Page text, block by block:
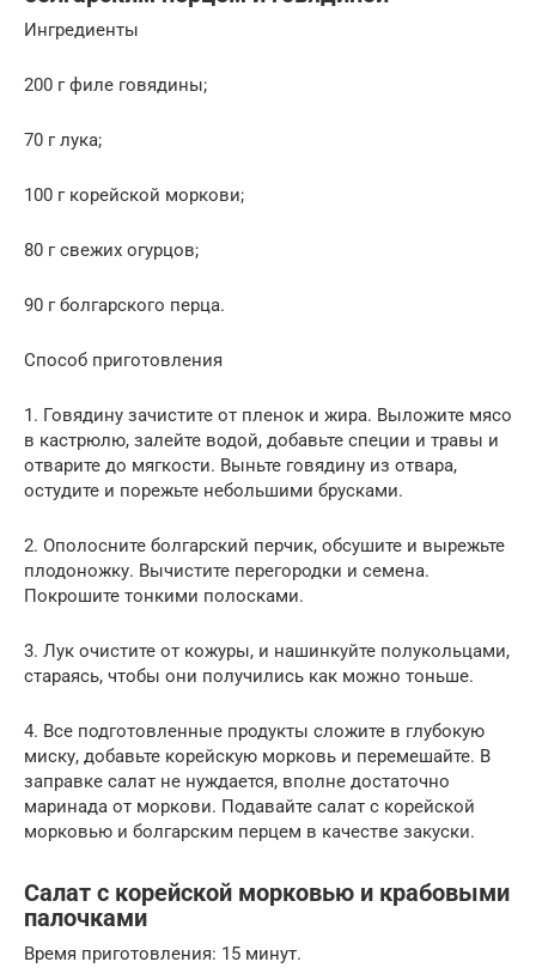
Ингредиенты
200 г филе говядины;
70 г лука;
100 г корейской моркови;
80 г свежих огурцов;
90 г болгарского перца.
Способ приготовления
1. Говядину зачистите от пленок и жира. Выложите мясо
в кастрюлю, залейте водой, добавьте специи и травы и
отварите до мягкости. Выньте говядину из отвара,
остудите и порежьте небольшими брусками.
2. Ополосните болгарский перчик, обсушите и вырежьте
плодоножку. Вычистите перегородки и семена.
Покрошите тонкими полосками.
3. Лук очистите от кожуры, и нашинкуйте полукольцами,
стараясь, чтобы они получились как можно тоньше.
4. Все подготовленные продукты сложите в глубокую
миску, добавьте корейскую морковь и перемешайте. В
заправке салат не нуждается, вполне достаточно
маринада от моркови. Подавайте салат с корейской
морковью и болгарским перцем в качестве закуски.
Салат с корейской морковью и крабовыми
палочками
Время приготовления: 15 минут.